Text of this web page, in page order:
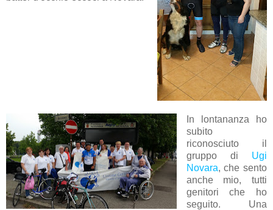
In lontananza ho
subito
riconosciuto il
gruppo di Ugi
Novara, che sento
anche mio, tutti
genitori che ho
seguito. Una